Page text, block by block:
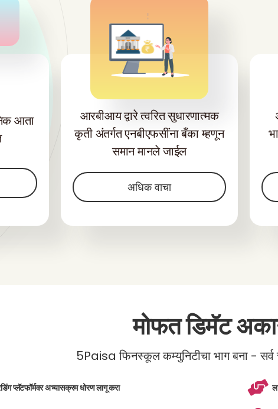
आता
आरबीआय द्वारे त्वरित सुधारणात्मक
कृती अंतर्गत एनबीएफसींना बँका म्हणून
समान मानले जाईल
अधिक वाचा
मोफत डिमॅट
5Paisa फिनस्कूल कम्युनिटीचा भाग बना - सर्व
प्लॅटफॉर्मवर अभ्यासक्रम धोरण लागू करा